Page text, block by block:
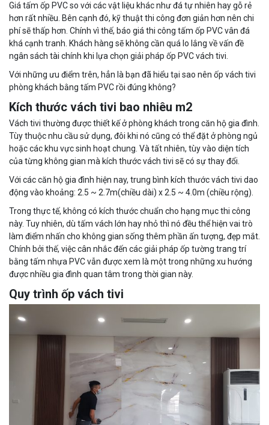
Giá tấm ốp PVC so với các vật liệu khác như đá tự nhiên hay gỗ rẻ
hơn rất nhiều. Bên cạnh đó, kỹ thuật thi công đơn giản hơn nên chi
phí sẽ thấp hơn. Chính vì thế, báo giá thi công tấm ốp PVC vân đá
khá cạnh tranh. Khách hàng sẽ không cần quá lo lắng về vấn đề
ngân sách tài chính khi lựa chọn giải pháp ốp PVC vách tivi.
Với những ưu điểm trên, hẳn là bạn đã hiểu tại sao nên ốp vách tivi
phòng khách bằng tấm PVC rồi đúng không?
Kích thước vách tivi bao nhiêu m2
Vách tivi thường được thiết kế ở phòng khách trong căn hộ gia đình.
Tùy thuộc nhu cầu sử dụng, đôi khi nó cũng có thể đặt ở phòng ngủ
hoặc các khu vực sinh hoạt chung. Và tất nhiên, tùy vào diện tích
của từng không gian mà kích thước vách tivi sẽ có sự thay đổi.
Với các căn hộ gia đình hiện nay, trung bình kích thước vách tivi dao
động vào khoảng: 2.5 ~ 2.7m(chiều dài) x 2.5 ~ 4.0m (chiều rộng).
Trong thực tế, không có kích thước chuẩn cho hạng mục thi công
này. Tuy nhiên, dù tấm vách lớn hay nhỏ thì nó đều thể hiện vai trò
làm điểm nhấn cho không gian sống thêm phần ấn tượng, đẹp mắt.
Chính bởi thế, việc cân nhắc đến các giải pháp ốp tường trang trí
bằng tấm nhựa PVC vẫn được xem là một trong những xu hướng
được nhiều gia đình quan tâm trong thời gian này.
Quy trình ốp vách tivi